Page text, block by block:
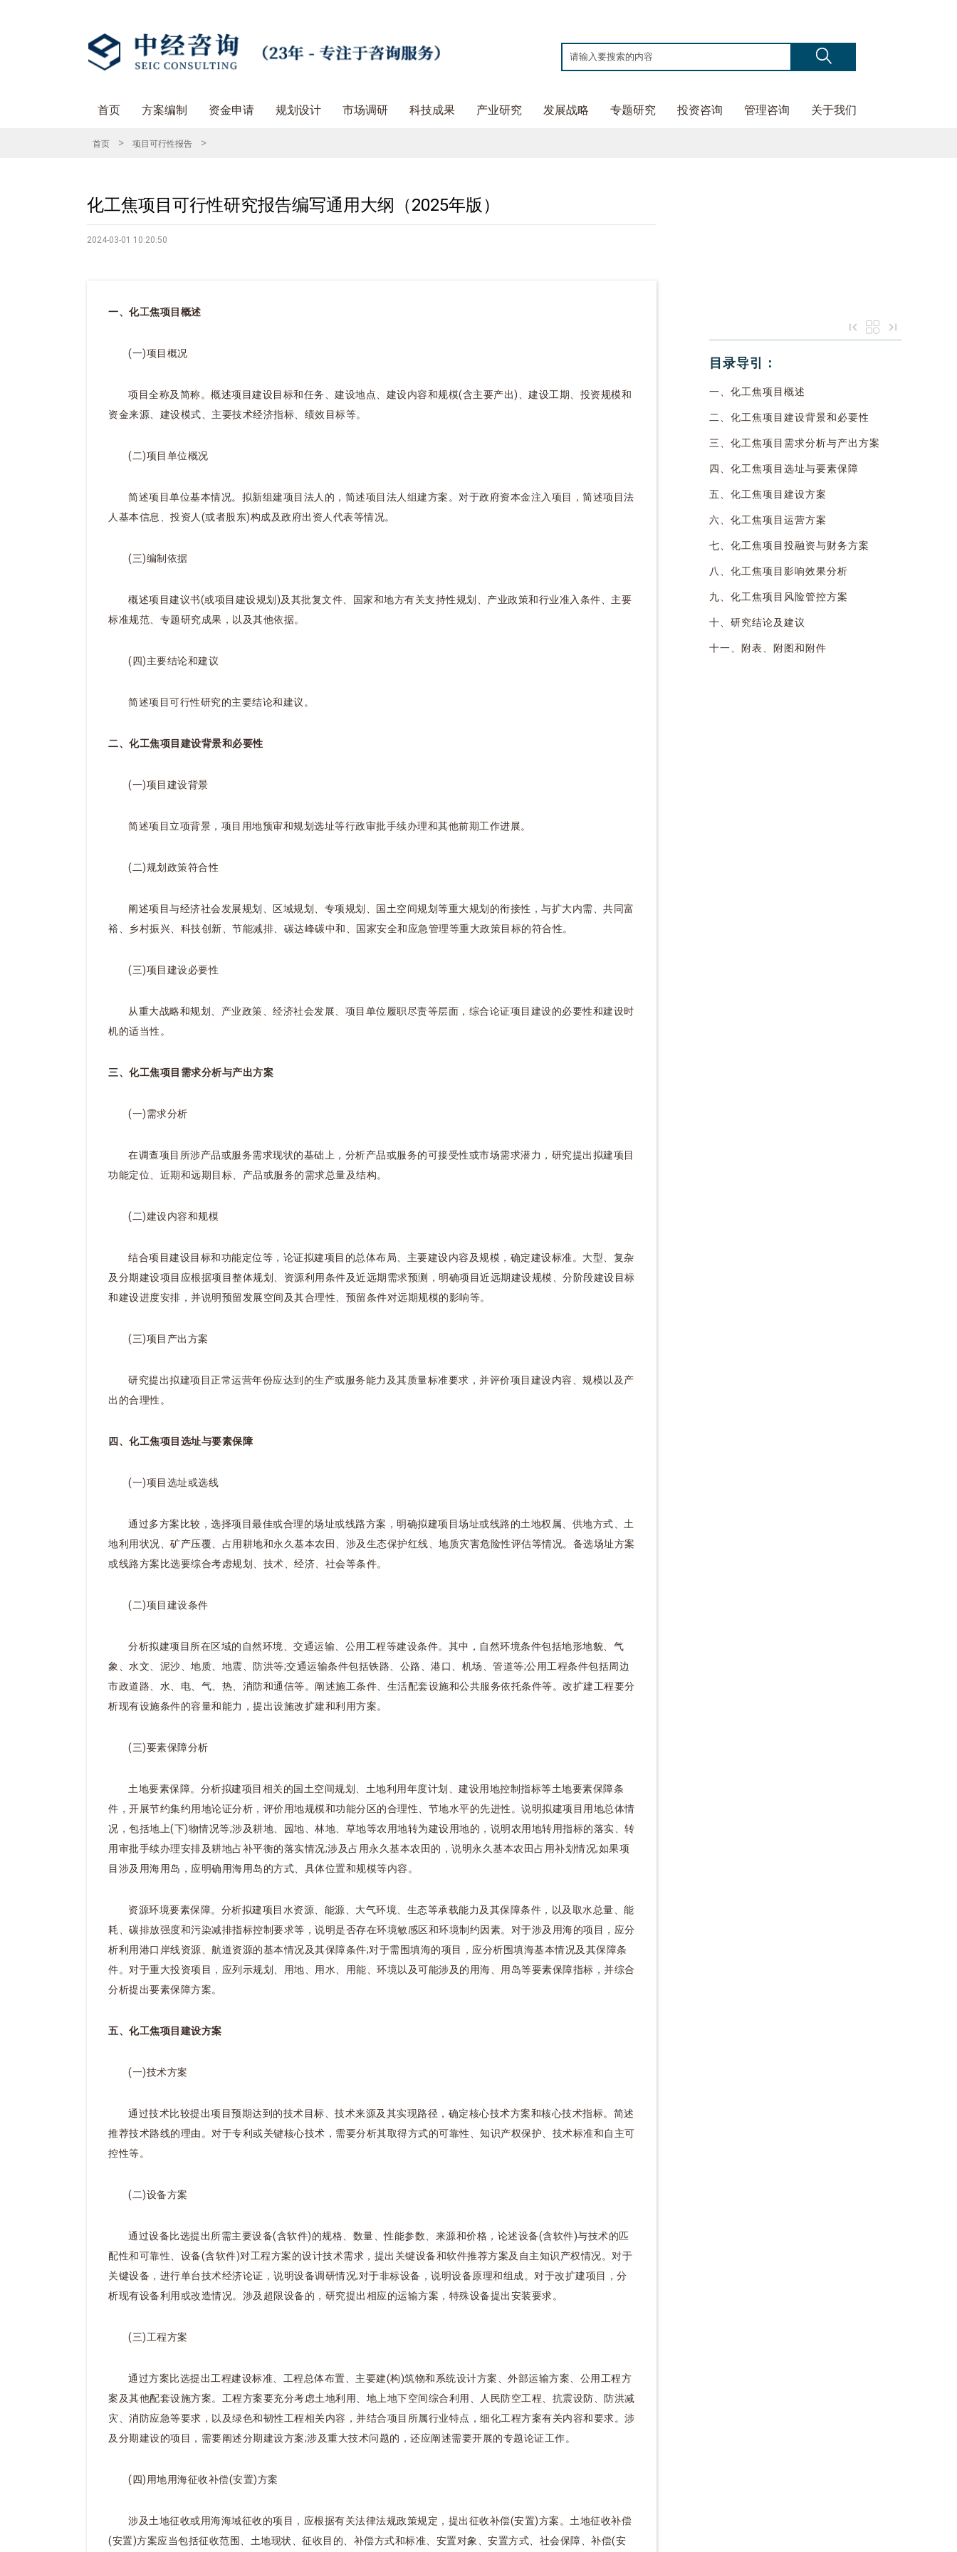
首页 方案编制 资金申请 规划设计 市场调研 科技成果 产业研究 发展战略 专题研究 投资咨询 管理咨询 关于我们
首页 > 项目可行性报告 >
化工焦项目可行性研究报告编写通用大纲（2025年版）
2024-03-01 10:20:50
一、化工焦项目概述
(一)项目概况
项目全称及简称。概述项目建设目标和任务、建设地点、建设内容和规模(含主要产出)、建设工期、投资规模和
资金来源、建设模式、主要技术经济指标、绩效目标等。
(二)项目单位概况
简述项目单位基本情况。拟新组建项目法人的，简述项目法人组建方案。对于政府资本金注入项目，简述项目法
人基本信息、投资人(或者股东)构成及政府出资人代表等情况。
(三)编制依据
概述项目建议书(或项目建设规划)及其批复文件、国家和地方有关支持性规划、产业政策和行业准入条件、主要
标准规范、专题研究成果，以及其他依据。
(四)主要结论和建议
简述项目可行性研究的主要结论和建议。
二、化工焦项目建设背景和必要性
(一)项目建设背景
简述项目立项背景，项目用地预审和规划选址等行政审批手续办理和其他前期工作进展。
(二)规划政策符合性
阐述项目与经济社会发展规划、区域规划、专项规划、国土空间规划等重大规划的衔接性，与扩大内需、共同富
裕、乡村振兴、科技创新、节能减排、碳达峰碳中和、国家安全和应急管理等重大政策目标的符合性。
(三)项目建设必要性
从重大战略和规划、产业政策、经济社会发展、项目单位履职尽责等层面，综合论证项目建设的必要性和建设时
机的适当性。
三、化工焦项目需求分析与产出方案
(一)需求分析
在调查项目所涉产品或服务需求现状的基础上，分析产品或服务的可接受性或市场需求潜力，研究提出拟建项目
功能定位、近期和远期目标、产品或服务的需求总量及结构。
(二)建设内容和规模
结合项目建设目标和功能定位等，论证拟建项目的总体布局、主要建设内容及规模，确定建设标准。大型、复杂
及分期建设项目应根据项目整体规划、资源利用条件及近远期需求预测，明确项目近远期建设规模、分阶段建设目标
和建设进度安排，并说明预留发展空间及其合理性、预留条件对远期规模的影响等。
(三)项目产出方案
研究提出拟建项目正常运营年份应达到的生产或服务能力及其质量标准要求，并评价项目建设内容、规模以及产
出的合理性。
四、化工焦项目选址与要素保障
(一)项目选址或选线
通过多方案比较，选择项目最佳或合理的场址或线路方案，明确拟建项目场址或线路的土地权属、供地方式、土
地利用状况、矿产压覆、占用耕地和永久基本农田、涉及生态保护红线、地质灾害危险性评估等情况。备选场址方案
或线路方案比选要综合考虑规划、技术、经济、社会等条件。
(二)项目建设条件
分析拟建项目所在区域的自然环境、交通运输、公用工程等建设条件。其中，自然环境条件包括地形地貌、气
象、水文、泥沙、地质、地震、防洪等;交通运输条件包括铁路、公路、港口、机场、管道等;公用工程条件包括周边
市政道路、水、电、气、热、消防和通信等。阐述施工条件、生活配套设施和公共服务依托条件等。改扩建工程要分
析现有设施条件的容量和能力，提出设施改扩建和利用方案。
(三)要素保障分析
土地要素保障。分析拟建项目相关的国土空间规划、土地利用年度计划、建设用地控制指标等土地要素保障条
件，开展节约集约用地论证分析，评价用地规模和功能分区的合理性、节地水平的先进性。说明拟建项目用地总体情
况，包括地上(下)物情况等;涉及耕地、园地、林地、草地等农用地转为建设用地的，说明农用地转用指标的落实、转
用审批手续办理安排及耕地占补平衡的落实情况;涉及占用永久基本农田的，说明永久基本农田占用补划情况;如果项
目涉及用海用岛，应明确用海用岛的方式、具体位置和规模等内容。
资源环境要素保障。分析拟建项目水资源、能源、大气环境、生态等承载能力及其保障条件，以及取水总量、能
耗、碳排放强度和污染减排指标控制要求等，说明是否存在环境敏感区和环境制约因素。对于涉及用海的项目，应分
析利用港口岸线资源、航道资源的基本情况及其保障条件;对于需围填海的项目，应分析围填海基本情况及其保障条
件。对于重大投资项目，应列示规划、用地、用水、用能、环境以及可能涉及的用海、用岛等要素保障指标，并综合
分析提出要素保障方案。
五、化工焦项目建设方案
(一)技术方案
通过技术比较提出项目预期达到的技术目标、技术来源及其实现路径，确定核心技术方案和核心技术指标。简述
推荐技术路线的理由。对于专利或关键核心技术，需要分析其取得方式的可靠性、知识产权保护、技术标准和自主可
控性等。
(二)设备方案
通过设备比选提出所需主要设备(含软件)的规格、数量、性能参数、来源和价格，论述设备(含软件)与技术的匹
配性和可靠性、设备(含软件)对工程方案的设计技术需求，提出关键设备和软件推荐方案及自主知识产权情况。对于
关键设备，进行单台技术经济论证，说明设备调研情况;对于非标设备，说明设备原理和组成。对于改扩建项目，分
析现有设备利用或改造情况。涉及超限设备的，研究提出相应的运输方案，特殊设备提出安装要求。
(三)工程方案
通过方案比选提出工程建设标准、工程总体布置、主要建(构)筑物和系统设计方案、外部运输方案、公用工程方
案及其他配套设施方案。工程方案要充分考虑土地利用、地上地下空间综合利用、人民防空工程、抗震设防、防洪减
灾、消防应急等要求，以及绿色和韧性工程相关内容，并结合项目所属行业特点，细化工程方案有关内容和要求。涉
及分期建设的项目，需要阐述分期建设方案;涉及重大技术问题的，还应阐述需要开展的专题论证工作。
(四)用地用海征收补偿(安置)方案
涉及土地征收或用海海域征收的项目，应根据有关法律法规政策规定，提出征收补偿(安置)方案。土地征收补偿
(安置)方案应当包括征收范围、土地现状、征收目的、补偿方式和标准、安置对象、安置方式、社会保障、补偿(安
目录导引：
一、化工焦项目概述
二、化工焦项目建设背景和必要性
三、化工焦项目需求分析与产出方案
四、化工焦项目选址与要素保障
五、化工焦项目建设方案
六、化工焦项目运营方案
七、化工焦项目投融资与财务方案
八、化工焦项目影响效果分析
九、化工焦项目风险管控方案
十、研究结论及建议
十一、附表、附图和附件